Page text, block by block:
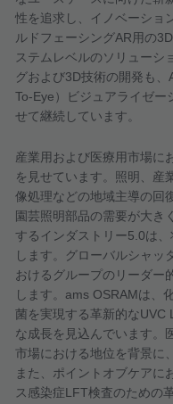
性を追求し、イノベーショ
ルドフェーシングAR 用の
ステムレベルのソリューシ
グおよび3D技術の開発も、
To-Eye）ビジュアライゼー
せて継続しています。
産業用および医療用市場に
を見せています。照明、産
像処理などの地域主導の回
園芸照明部品の需要が大き
するインダストリー5.0は
します。グローバルシャッ
おけるグループのリーダー
します。 ams OSRAMは、
菌を実現する革新的なUVC
な成長を見込んでいます。
市場における地位を背景に
また、ポイントオブケアに
ス感染症LFT検査のための